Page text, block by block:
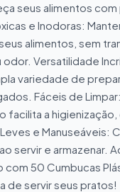
seus alimentos
e Inodoras:
alimentos, sem
Versatilidade
variedade de
Fáceis de
facilita a
e Manuseáveis:
servir e armazenar.
com 50 Cumbucas
de servir seus pratos!